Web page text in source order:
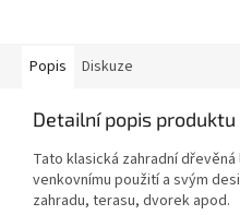
Popis Diskuze
Detailní popis produktu
Tato klasická zahradní
venkovnímu použití a svým
zahradu, terasu, dvorek apod.